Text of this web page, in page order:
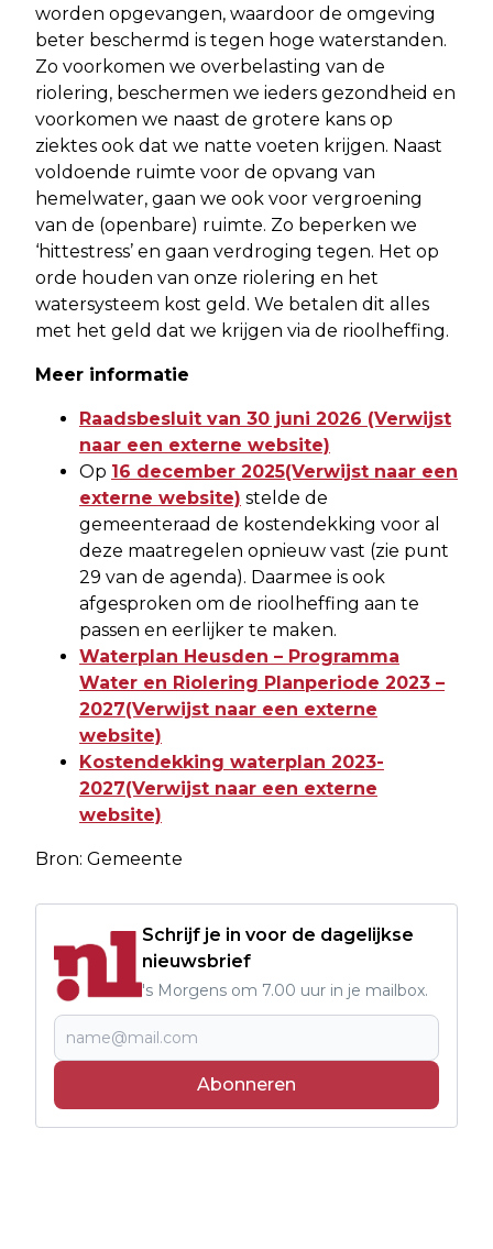
worden opgevangen, waardoor de omgeving
beter beschermd is tegen hoge waterstanden.
Zo voorkomen we overbelasting van de
riolering, beschermen we ieders gezondheid en
voorkomen we naast de grotere kans op
ziektes ook dat we natte voeten krijgen. Naast
voldoende ruimte voor de opvang van
hemelwater, gaan we ook voor vergroening
van de (openbare) ruimte. Zo beperken we
‘hittestress’ en gaan verdroging tegen. Het op
orde houden van onze riolering en het
watersysteem kost geld. We betalen dit alles
met het geld dat we krijgen via de rioolheffing.
Meer informatie
Raadsbesluit van 30 juni 2026 (Verwijst
naar een externe website)
Op 16 december 2025(Verwijst naar een
externe website) stelde de
gemeenteraad de kostendekking voor al
deze maatregelen opnieuw vast (zie punt
29 van de agenda). Daarmee is ook
afgesproken om de rioolheffing aan te
passen en eerlijker te maken.
Waterplan Heusden – Programma
Water en Riolering Planperiode 2023 –
2027(Verwijst naar een externe
website)
Kostendekking waterplan 2023-
2027(Verwijst naar een externe
website)
Bron: Gemeente
Schrijf je in voor de dagelijkse
nieuwsbrief
's Morgens om 7.00 uur in je mailbox.
Abonneren